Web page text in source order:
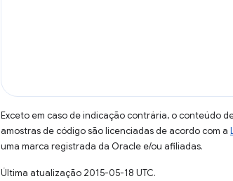
Exceto em caso de indicação contrária, o conteúdo
amostras de código são licenciadas de acordo com a
uma marca registrada da Oracle e/ou afiliadas.
Última atualização 2015-05-18 UTC.